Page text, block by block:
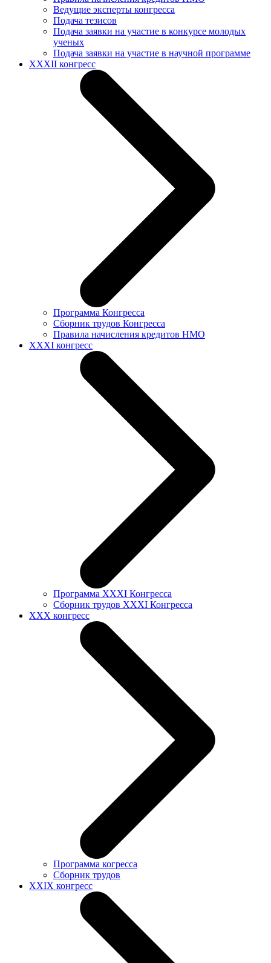
Ведущие эксперты конгресса
Подача тезисов
Подача заявки на участие в конкурсе молодых
ученых
Подача заявки на участие в научной программе
XXXII конгресс
Программа Конгресса
Сборник трудов Конгресса
Правила начисления кредитов НМО
XXXI конгресс
Программа XXXI Конгресса
Сборник трудов XXXI Конгресса
XXX конгресс
Программа когресса
Сборник трудов
XXIX конгресс